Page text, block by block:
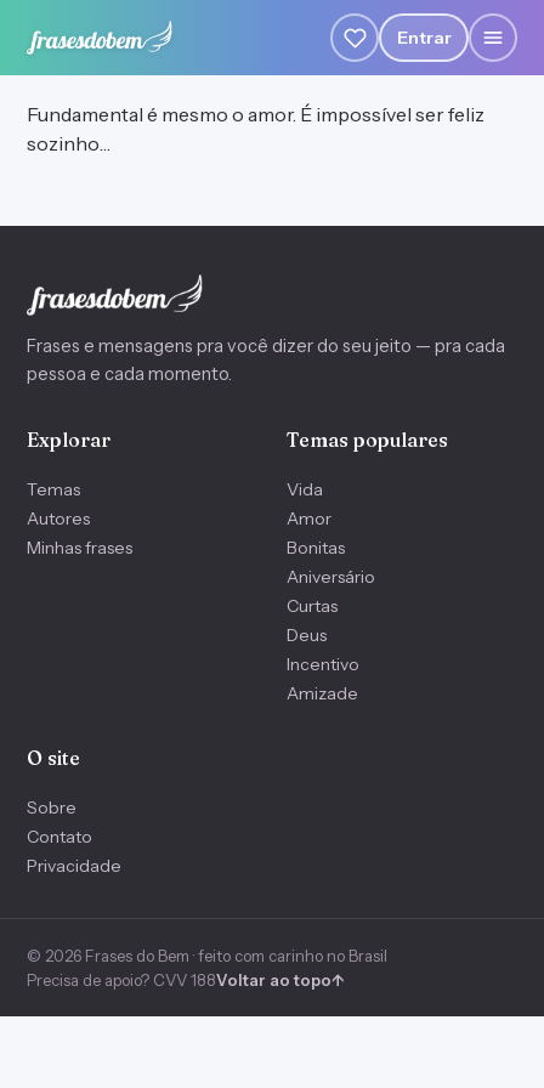
Entrar
Fundamental é mesmo o amor. É impossível ser feliz
sozinho…
Frases e mensagens pra você dizer do seu jeito — pra cada
pessoa e cada momento.
Explorar
Temas
Autores
Minhas frases
Temas populares
Vida
Amor
Bonitas
Aniversário
Curtas
Deus
Incentivo
Amizade
O site
Sobre
Contato
Privacidade
© 2026 Frases do Bem · feito com carinho no Brasil
Precisa de apoio? CVV 188Voltar ao topo↑